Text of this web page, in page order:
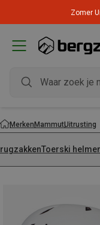
Zomer
MerkenMammutUitrusting
Toerski